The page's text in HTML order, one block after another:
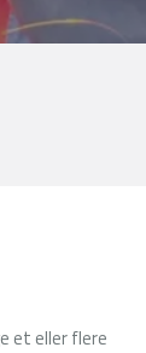
et eller flere